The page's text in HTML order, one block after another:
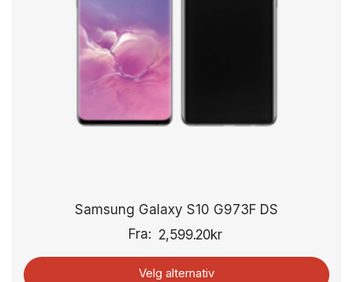
Samsung Galaxy S10 G973F DS
Fra: 2,599.20kr
Velg alternativ